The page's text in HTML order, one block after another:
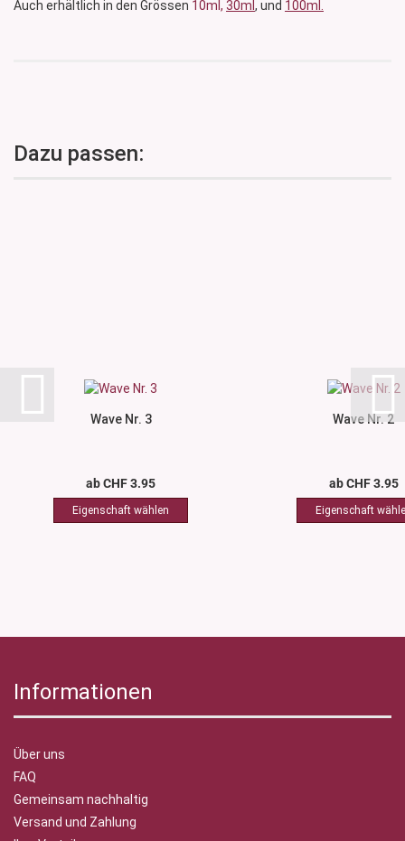
Auch erhältlich in den Grössen 10ml, 30ml , und 100ml.
Dazu passen:
Wave Nr. 3
ab CHF 3.95
Wave Nr. 2
ab CHF 3.95
Informationen
Über uns
FAQ
Gemeinsam nachhaltig
Versand und Zahlung